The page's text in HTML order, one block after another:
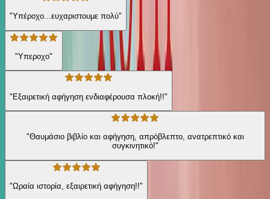
"Υπέροχο...ευχαριστουμε πολύ"
"Υπεροχο"
"Εξαιρετική αφήγηση ενδιαφέρουσα πλοκή!!"
"Θαυμάσιο βιβλίο και αφήγηση, απρόβλεπτο, ανατρεπτικό και
συγκινητικό!"
"Ωραία ιστορία, εξαιρετική αφήγηση!!"